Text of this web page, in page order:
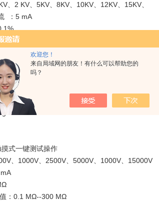
欢迎您！
来自局域网的朋友！有什么可以帮助您的
吗？
、2 KV、5KV、8KV、10KV、12KV、15KV、
：5 mA
km
220V±10%
：触摸式一键测试操作
（7寸）彩色触摸液晶屏
mm×330 mm×260 mm
式一键测试操作
、1000V、2500V、5000V、1000V、15000V
：0.1 MΩ--300 MΩ